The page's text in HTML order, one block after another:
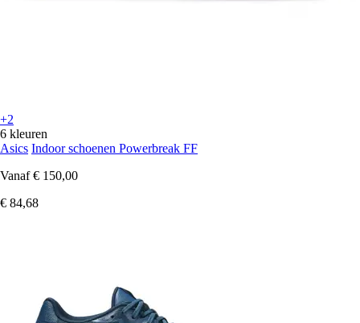
+2
6 kleuren
Asics Indoor schoenen Powerbreak FF
Vanaf € 150,00
€ 84,68